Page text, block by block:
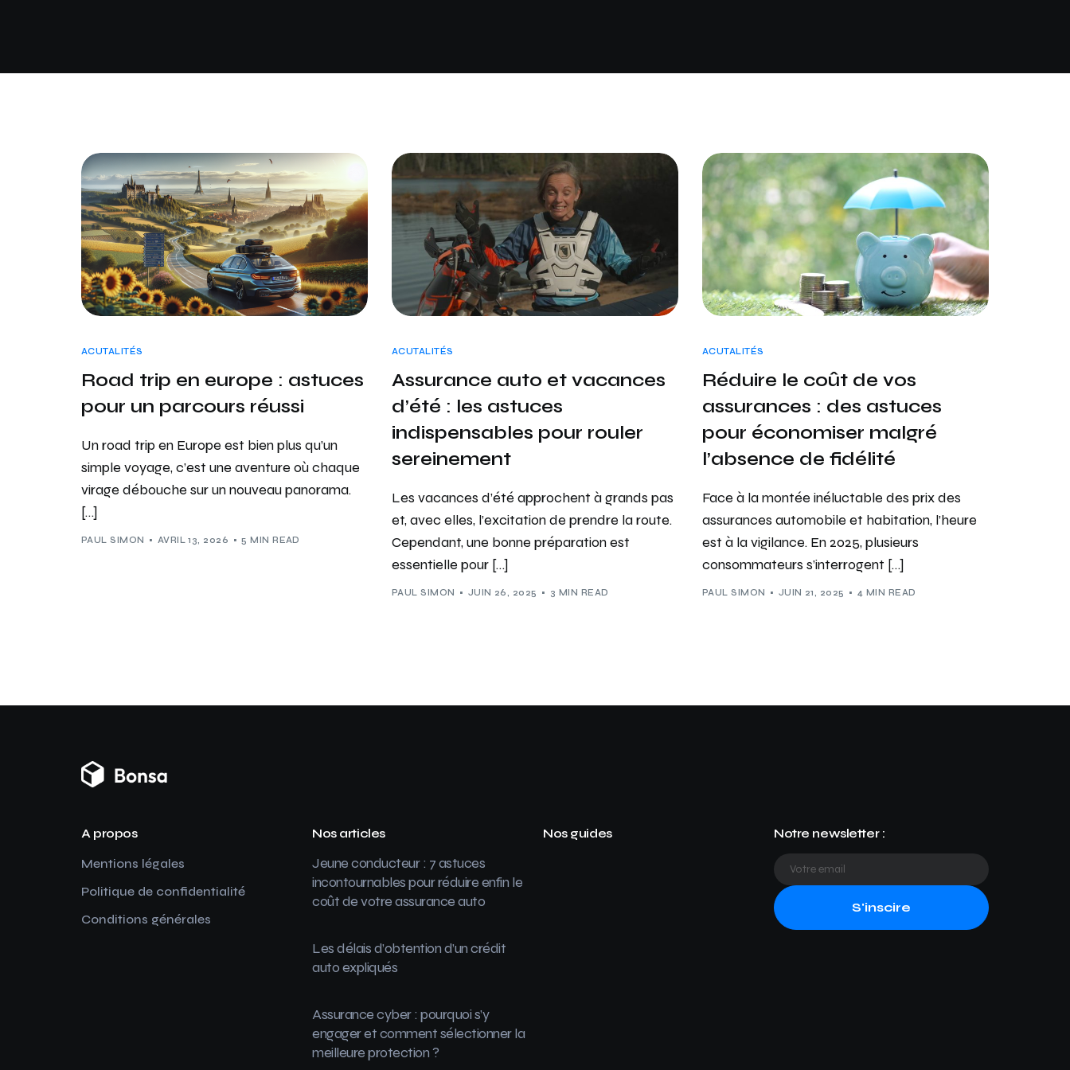
ACUTALITÉS
Road trip en europe : astuces
pour un parcours réussi
Un road trip en Europe est bien plus qu’un
simple voyage, c’est une aventure où chaque
virage débouche sur un nouveau panorama.
[…]
PAUL SIMON AVRIL 13, 2026 5 MIN READ
ACUTALITÉS
Assurance auto et vacances
d’été : les astuces
indispensables pour rouler
sereinement
Les vacances d’été approchent à grands pas
et, avec elles, l’excitation de prendre la route.
Cependant, une bonne préparation est
essentielle pour […]
PAUL SIMON JUIN 26, 2025 3 MIN READ
ACUTALITÉS
Réduire le coût de vos
assurances : des astuces
pour économiser malgré
l’absence de fidélité
Face à la montée inéluctable des prix des
assurances automobile et habitation, l’heure
est à la vigilance. En 2025, plusieurs
consommateurs s’interrogent […]
PAUL SIMON JUIN 21, 2025 4 MIN READ
A propos
Mentions légales
Politique de confidentialité
Conditions générales
Nos articles
Jeune conducteur : 7 astuces
incontournables pour réduire enfin le
coût de votre assurance auto
Les délais d’obtention d’un crédit
auto expliqués
Assurance cyber : pourquoi s’y
engager et comment sélectionner la
meilleure protection ?
Nos guides Notre newsletter :
S'inscire